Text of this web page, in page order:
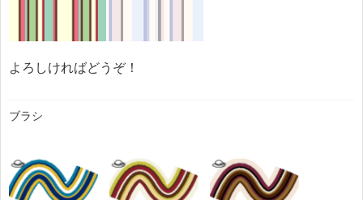
よろしければどうぞ！
ブラシ